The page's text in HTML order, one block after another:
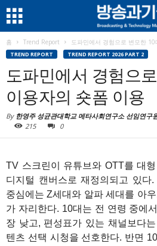
홈 Trend Report 도파민에서 경험으로 변모한
TREND REPORT TREND REPORT 2026 PART 2
도파민에서 경험으
이용자의 숏폼 이용
By 한영주 성균관대학교 메타사회연구소 선임연구
215
0
TV 스크린이 유튜브와 OTT를 대
디지털 캔버스로 재정의되고 있다
중심에는 Z세대와 알파 세대를 아
가 자리한다. 10대는 전 연령 중에
장 낮고, 편성표가 있는 채널보다
텐츠 선택 시청을 선호한다. 반면